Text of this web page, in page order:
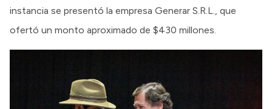
instancia se presentó la empresa Generar S.R.L., que
ofertó un monto aproximado de $430 millones.